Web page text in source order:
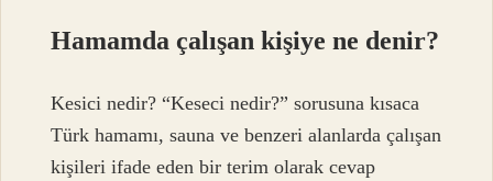
Hamamda çalışan kişiye ne denir?
Kesici nedir? “Keseci nedir?” sorusuna kısaca
Türk hamamı, sauna ve benzeri alanlarda çalışan
kişileri ifade eden bir terim olarak cevap